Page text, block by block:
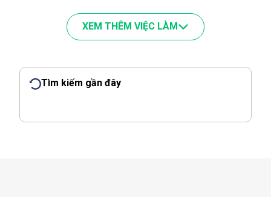
XEM THÊM VIỆC LÀM
Tìm kiếm gần đây